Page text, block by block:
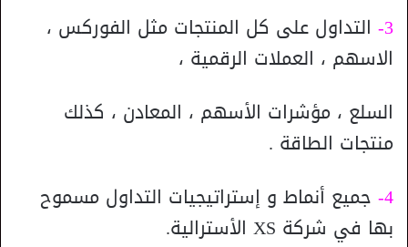
3- التداول على كل المنتجات مثل الفوركس ،
الاسهم ، العملات الرقمية ،
السلع ، مؤشرات الأسهم ، المعادن ، كذلك
منتجات الطاقة .
4- جميع أنماط و إستراتيجيات التداول مسموح
بها في شركة XS الأسترالية.